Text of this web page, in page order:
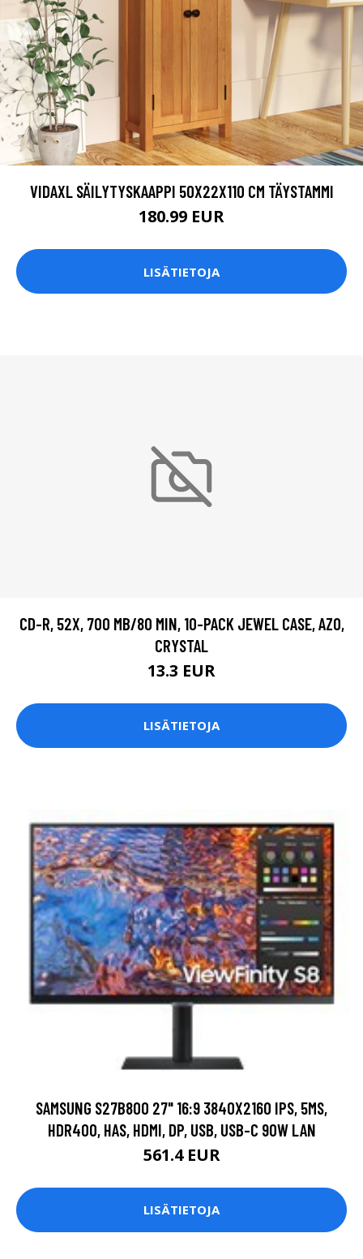
VIDAXL SÄILYTYSKAAPPI 50X22X110 CM TÄYSTAMMI
180.99 EUR
LISÄTIETOJA
CD-R, 52X, 700 MB/80 MIN, 10-PACK JEWEL CASE, AZO,
CRYSTAL
13.3 EUR
LISÄTIETOJA
SAMSUNG S27B800 27" 16:9 3840X2160 IPS, 5MS,
HDR400, HAS, HDMI, DP, USB, USB-C 90W LAN
561.4 EUR
LISÄTIETOJA